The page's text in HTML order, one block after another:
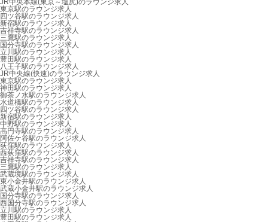
JR中央本線(東京～塩尻)のラウンジ求人
東京駅のラウンジ求人
四ツ谷駅のラウンジ求人
新宿駅のラウンジ求人
吉祥寺駅のラウンジ求人
三鷹駅のラウンジ求人
国分寺駅のラウンジ求人
立川駅のラウンジ求人
豊田駅のラウンジ求人
八王子駅のラウンジ求人
JR中央線(快速)のラウンジ求人
東京駅のラウンジ求人
神田駅のラウンジ求人
御茶ノ水駅のラウンジ求人
水道橋駅のラウンジ求人
四ツ谷駅のラウンジ求人
新宿駅のラウンジ求人
中野駅のラウンジ求人
高円寺駅のラウンジ求人
阿佐ケ谷駅のラウンジ求人
荻窪駅のラウンジ求人
西荻窪駅のラウンジ求人
吉祥寺駅のラウンジ求人
三鷹駅のラウンジ求人
武蔵境駅のラウンジ求人
東小金井駅のラウンジ求人
武蔵小金井駅のラウンジ求人
国分寺駅のラウンジ求人
西国分寺駅のラウンジ求人
立川駅のラウンジ求人
豊田駅のラウンジ求人